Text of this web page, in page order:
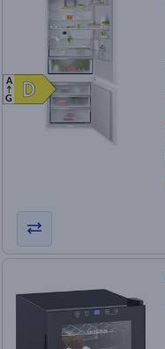
D
D
A
G